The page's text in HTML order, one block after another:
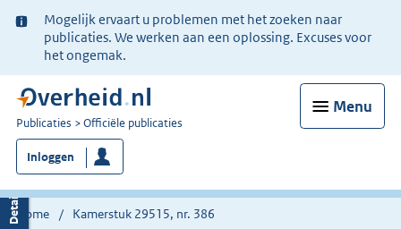
Ter
informatie:
Mogelijk ervaart u problemen met het zoeken naar
publicaties. We werken aan een oplossing. Excuses voor
het ongemak.
Menu
U
bent
nu
hier:
Publicaties Officiële publicaties
Inloggen
Home Kamerstuk 29515, nr. 386